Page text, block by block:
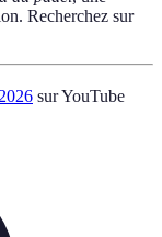
Recherchez sur
sur YouTube